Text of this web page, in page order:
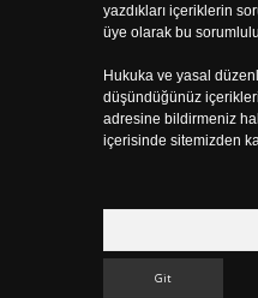
yazdıkları içeriklerin
üye olarak bu
Hukuka ve yasal
düşündüğünüz
adresine bildirmeniz
içerisinde sitemizden